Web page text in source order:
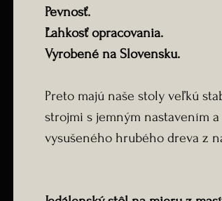
Pevnosť.
Ľahkosť opracovania.
Vyrobené na Slovensku.
Preto majú naše stoly veľkú
strojmi s jemným nastavením
vysušeného hrubého dreva z